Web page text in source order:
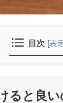
目次 [表
ると良